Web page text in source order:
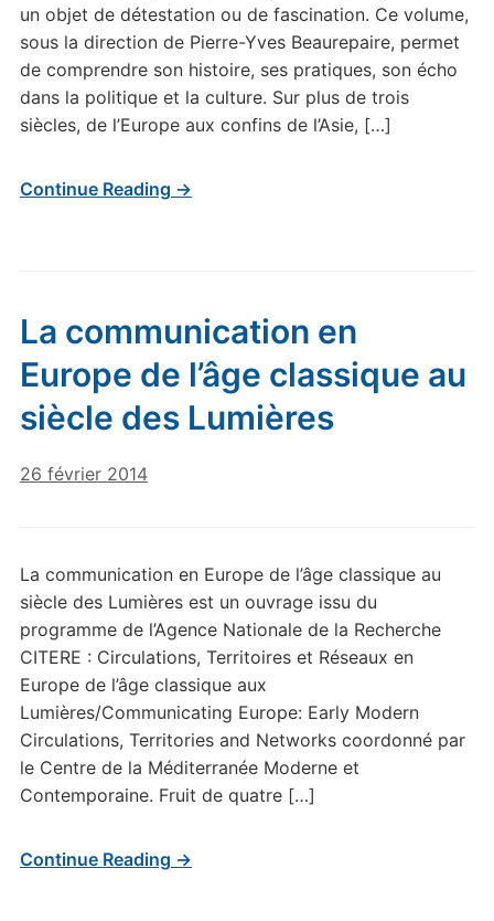
un objet de détestation ou de fascination. Ce volume,
sous la direction de Pierre-Yves Beaurepaire, permet
de comprendre son histoire, ses pratiques, son écho
dans la politique et la culture. Sur plus de trois
siècles, de l’Europe aux confins de l’Asie, […]
Continue Reading →
La communication en
Europe de l’âge classique au
siècle des Lumières
26 février 2014
La communication en Europe de l’âge classique au
siècle des Lumières est un ouvrage issu du
programme de l’Agence Nationale de la Recherche
CITERE : Circulations, Territoires et Réseaux en
Europe de l’âge classique aux
Lumières/Communicating Europe: Early Modern
Circulations, Territories and Networks coordonné par
le Centre de la Méditerranée Moderne et
Contemporaine. Fruit de quatre […]
Continue Reading →